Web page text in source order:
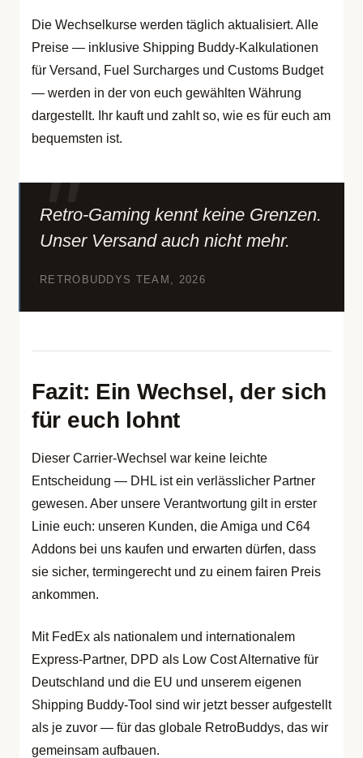
Die Wechselkurse werden täglich aktualisiert. Alle
Preise — inklusive Shipping Buddy-Kalkulationen
für Versand, Fuel Surcharges und Customs Budget
— werden in der von euch gewählten Währung
dargestellt. Ihr kauft und zahlt so, wie es für euch am
bequemsten ist.
Retro-Gaming kennt keine Grenzen.
Unser Versand auch nicht mehr.
RETROBUDDYS TEAM, 2026
Fazit: Ein Wechsel, der sich
für euch lohnt
Dieser Carrier-Wechsel war keine leichte
Entscheidung — DHL ist ein verlässlicher Partner
gewesen. Aber unsere Verantwortung gilt in erster
Linie euch: unseren Kunden, die Amiga und C64
Addons bei uns kaufen und erwarten dürfen, dass
sie sicher, termingerecht und zu einem fairen Preis
ankommen.
Mit FedEx als nationalem und internationalem
Express-Partner, DPD als Low Cost Alternative für
Deutschland und die EU und unserem eigenen
Shipping Buddy-Tool sind wir jetzt besser aufgestellt
als je zuvor — für das globale RetroBuddys, das wir
gemeinsam aufbauen.